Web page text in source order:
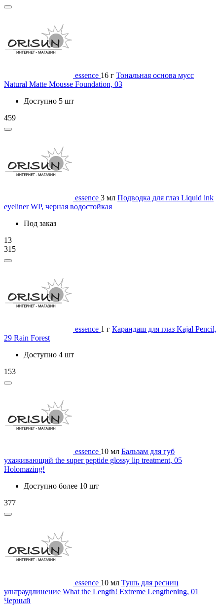
essence 16 г Тональная основа мусс
Natural Matte Mousse Foundation, 03
Доступно 5 шт
459
essence 3 мл Подводка для глаз Liquid ink
eyeliner WP, черная водостойкая
Под заказ
13
315
essence 1 г Карандаш для глаз Kajal Pencil,
29 Rain Forest
Доступно 4 шт
153
essence 10 мл Бальзам для губ
ухаживающий the super peptide glossy lip treatment, 05
Holomazing!
Доступно более 10 шт
377
essence 10 мл Тушь для ресниц
ультраудлинение What the Length! Extreme Lengthening, 01
Черный